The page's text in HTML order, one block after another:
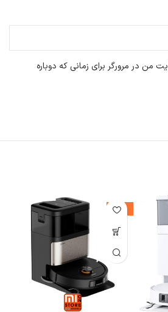
من در مرورگر برای زمانی که دوباره
-19%